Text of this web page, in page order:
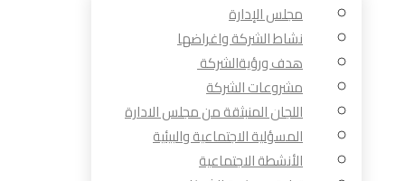
مجلس الإدارة
نشاط الشركة واغراضها
هدف ورؤيةالشركة
مشروعات الشركة
اللجان المنبثقة من مجلس الادارة
المسؤلية الاجتماعية والبيئية
الأنشطة الاجتماعية